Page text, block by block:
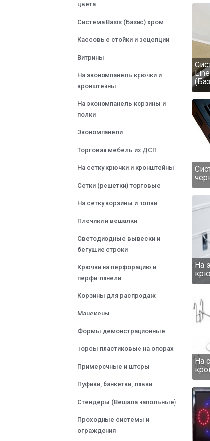
На
На
цвета
Система Basis (Базис) хром
Кассовые стойки и рецепции
Витрины
На экономпанель крючки и
кронштейны
На экономпанель корзины и
полки
Экономпанели
Торговая мебель из ДСП
На сетку крючки и кронштейны
Сетки (решетки) торговые
На сетку корзины и полки
Плечики и вешалки
Светодиодные вывески и
бегущие строки
Крючки на перфорацию и
перфи-панели
Корзины для распродаж
Манекены
Формы демонстрационные
Торсы пластиковые на опорах
Примерочные и шторы
Пуфики, банкетки, лавки
Стендеры (Вешала напольные)
Проходные системы и
ограждения